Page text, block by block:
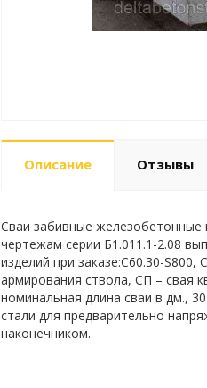
Описание Отзывы
Сваи забивные железобетонные
чертежам серии Б1.011.1-2.08
изделий при заказе:С60.30-
армирования ствола, СП – свая
номинальная длина сваи в дм.,
стали для предварительно
наконечником.